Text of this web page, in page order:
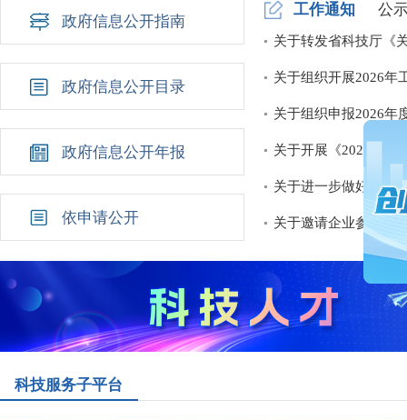
政府信息公开指南
政府信息公开目录
政府信息公开年报
依申请公开
工作通知 公
关于转发省科技厅《
关于组织开展2026年
关于组织申报2026年
关于开展《2026年山
关于进一步做好济南
关于邀请企业参加“
科技服务子平台